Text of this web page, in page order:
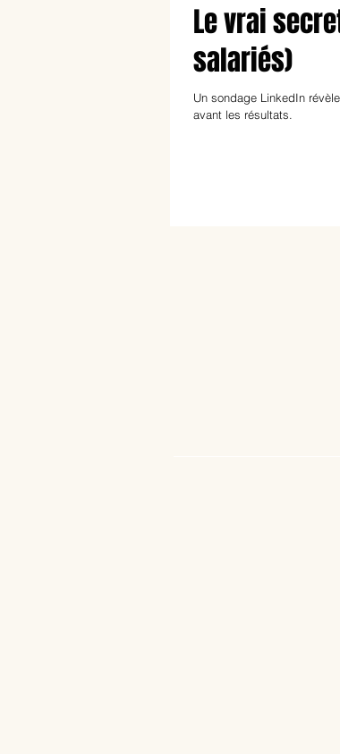
Le vrai
salariés)
Un sondage LinkedIn
avant les résultats.